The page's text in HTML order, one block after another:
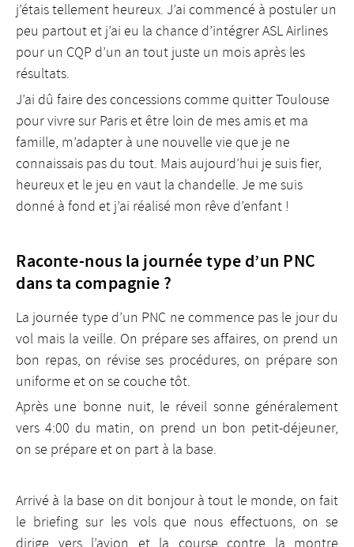
j’étais tellement heureux. J’ai commencé à postuler un
peu partout et j’ai eu la chance d’intégrer ASL Airlines
pour un CQP d’un an tout juste un mois après les
résultats.
J’ai dû faire des concessions comme quitter Toulouse
pour vivre sur Paris et être loin de mes amis et ma
famille, m’adapter à une nouvelle vie que je ne
connaissais pas du tout. Mais aujourd’hui je suis fier,
heureux et le jeu en vaut la chandelle. Je me suis
donné à fond et j’ai réalisé mon rêve d’enfant !
Raconte-nous la journée type d’un PNC
dans ta compagnie ?
La journée type d’un PNC ne commence pas le jour du
vol mais la veille. On prépare ses affaires, on prend un
bon repas, on révise ses procédures, on prépare son
uniforme et on se couche tôt.
Après une bonne nuit, le réveil sonne généralement
vers 4:00 du matin, on prend un bon petit-déjeuner,
on se prépare et on part à la base.
Arrivé à la base on dit bonjour à tout le monde, on fait
le briefing sur les vols que nous effectuons, on se
dirige vers l’avion et la course contre la montre